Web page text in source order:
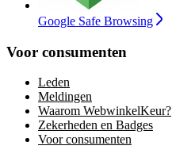
Google Safe Browsing
Voor consumenten
Leden
Meldingen
Waarom WebwinkelKeur?
Zekerheden en Badges
Voor consumenten